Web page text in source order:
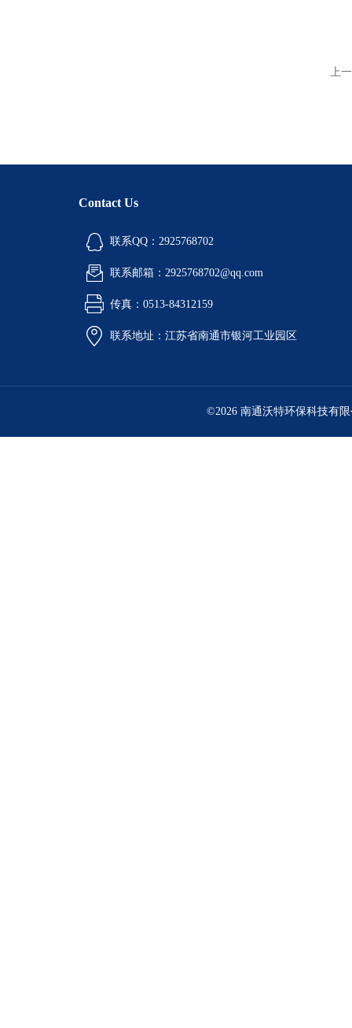
上
Contact Us
联系QQ：2925768702
联系邮箱：2925768702@qq.com
传真：0513-84312159
联系地址：江苏省南通市银河工业园区
©2026 南通沃特环保科技有